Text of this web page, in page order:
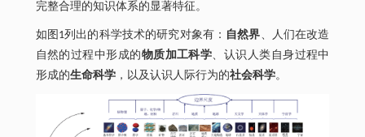
完整合理的知识体系的显著特征。
如图1列出的科学技术的研究对象有： 自然界、人们在改造
自然的过程中形成的物质加工科学、认识人类自身过程中
形成的生命科学，以及认识人际行为的社会科学。